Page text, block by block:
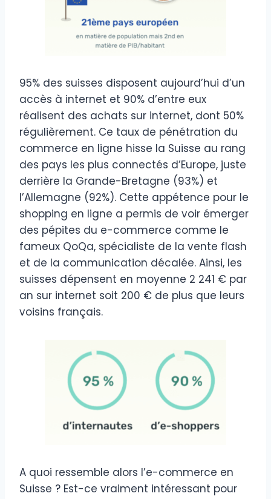
95% des suisses disposent aujourd’hui d’un
accès à internet et 90% d’entre eux
réalisent des achats sur internet, dont 50%
régulièrement. Ce taux de pénétration du
commerce en ligne hisse la Suisse au rang
des pays les plus connectés d’Europe, juste
derrière la Grande-Bretagne (93%) et
l’Allemagne (92%). Cette appétence pour le
shopping en ligne a permis de voir émerger
des pépites du e-commerce comme le
fameux QoQa, spécialiste de la vente flash
et de la communication décalée. Ainsi, les
suisses dépensent en moyenne 2 241 € par
an sur internet soit 200 € de plus que leurs
voisins français.
A quoi ressemble alors l’e-commerce en
Suisse ? Est-ce vraiment intéressant pour